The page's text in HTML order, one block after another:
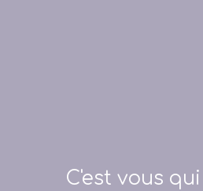
C'est vous